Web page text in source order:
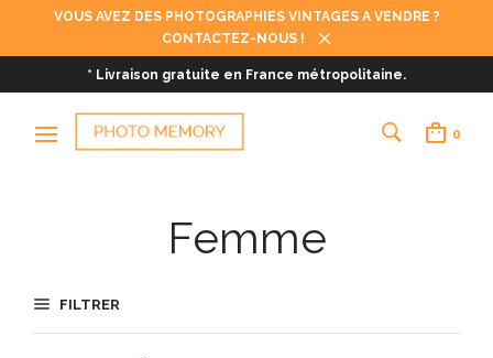
VOUS AVEZ DES PHOTOGRAPHIES VINTAGES A VENDRE ?
CONTACTEZ-NOUS !
* Livraison gratuite en France métropolitaine.
0
Femme
FILTRER